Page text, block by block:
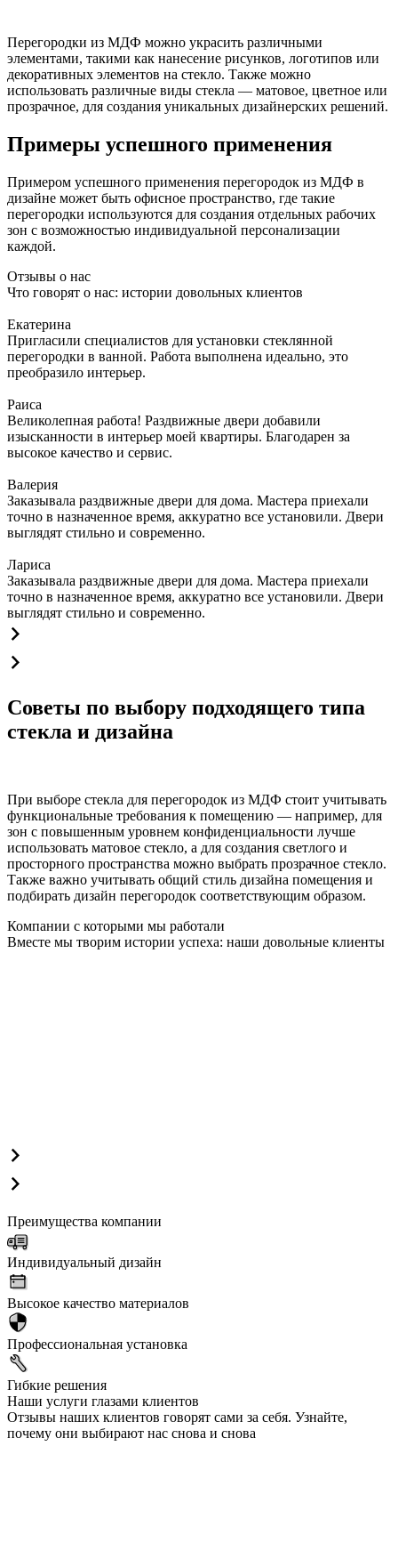
Перегородки из МДФ можно украсить различными
элементами, такими как нанесение рисунков, логотипов или
декоративных элементов на стекло. Также можно
использовать различные виды стекла — матовое, цветное или
прозрачное, для создания уникальных дизайнерских решений.
Примеры успешного применения
Примером успешного применения перегородок из МДФ в
дизайне может быть офисное пространство, где такие
перегородки используются для создания отдельных рабочих
зон с возможностью индивидуальной персонализации
каждой.
Отзывы о нас
Что говорят о нас: истории довольных клиентов
Екатерина
Пригласили специалистов для установки стеклянной
перегородки в ванной. Работа выполнена идеально, это
преобразило интерьер.
Раиса
Великолепная работа! Раздвижные двери добавили
изысканности в интерьер моей квартиры. Благодарен за
высокое качество и сервис.
Валерия
Заказывала раздвижные двери для дома. Мастера приехали
точно в назначенное время, аккуратно все установили. Двери
выглядят стильно и современно.
Лариса
Заказывала раздвижные двери для дома. Мастера приехали
точно в назначенное время, аккуратно все установили. Двери
выглядят стильно и современно.
Советы по выбору подходящего типа
стекла и дизайна
При выборе стекла для перегородок из МДФ стоит учитывать
функциональные требования к помещению — например, для
зон с повышенным уровнем конфиденциальности лучше
использовать матовое стекло, а для создания светлого и
просторного пространства можно выбрать прозрачное стекло.
Также важно учитывать общий стиль дизайна помещения и
подбирать дизайн перегородок соответствующим образом.
Компании с которыми мы работали
Вместе мы творим истории успеха: наши довольные клиенты
Преимущества компании
Индивидуальный дизайн
Высокое качество материалов
Профессиональная установка
Гибкие решения
Наши услуги глазами клиентов
Отзывы наших клиентов говорят сами за себя. Узнайте,
почему они выбирают нас снова и снова